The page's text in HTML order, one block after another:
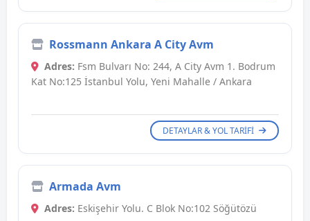
Rossmann Ankara A City Avm
Adres: Fsm Bulvarı No: 244, A City Avm 1. Bodrum
Kat No:125 İstanbul Yolu, Yeni Mahalle / Ankara
DETAYLAR & YOL TARIFI
Armada Avm
Adres: Eskişehir Yolu. C Blok No:102 Söğütözü